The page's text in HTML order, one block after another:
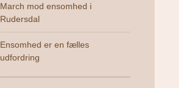
March mod ensomhed i
Rudersdal
Ensomhed er en fælles
udfordring